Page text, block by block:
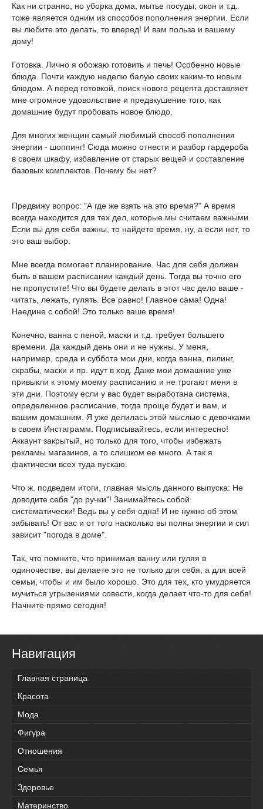
Как ни странно, но уборка дома, мытье посуды, окон и т.д.
тоже является одним из способов пополнения энергии. Если
вы любите это делать, то вперед! И вам польза и вашему
дому!
Готовка. Лично я обожаю готовить и печь! Особенно новые
блюда. Почти каждую неделю балую своих каким-то новым
блюдом. А перед готовкой, поиск нового рецепта доставляет
мне огромное удовольствие и предвкушение того, как
домашние будут пробовать новое блюдо.
Для многих женщин самый любимый способ пополнения
энергии - шоппинг! Сюда можно отнести и разбор гардероба
в своем шкафу, избавление от старых вещей и составление
базовых комплектов. Почему бы нет?
Предвижу вопрос: "А где же взять на это время?" А время
всегда находится для тех дел, которые мы считаем важными.
Если вы для себя важны, то найдете время, ну, а если нет, то
это ваш выбор.
Мне всегда помогает планирование. Час для себя должен
быть в вашем расписании каждый день. Тогда вы точно его
не пропустите! Что вы будете делать в этот час дело ваше -
читать, лежать, гулять. Все равно! Главное сама! Одна!
Наедине с собой! Это только ваше время!
Конечно, ванна с пеной, маски и т.д. требует большего
времени. Да каждый день они и не нужны. У меня,
например, среда и суббота мои дни, когда ванна, пилинг,
скрабы, маски и пр. идут в ход. Даже мои домашние уже
привыкли к этому моему расписанию и не трогают меня в
эти дни. Поэтому если у вас будет выработана система,
определенное расписание, тогда проще будет и вам, и
вашим домашним. Я уже делилась этой мыслью с девочками
в своем Инстаграмм. Подписывайтесь, если интересно!
Аккаунт закрытый, но только для того, чтобы избежать
рекламы магазинов, а то слишком ее много. А так я
фактически всех туда пускаю.
Что ж, подведем итоги, главная мысль данного выпуска: Не
доводите себя "до ручки"! Занимайтесь собой
систематически! Ведь вы у себя одна! И не нужно об этом
забывать! От вас и от того насколько вы полны энергии и сил
зависит "погода в доме".
Так, что помните, что принимая ванну или гуляя в
одиночестве, вы делаете это не только для себя, а для всей
семьи, чтобы и им было хорошо. Это для тех, кто умудряется
мучиться угрызениями совести, когда делает что-то для себя!
Начните прямо сегодня!
Навигация
Главная страница
Красота
Мода
Фигура
Отношения
Семья
Здоровье
Материнство